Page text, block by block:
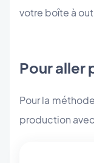
votre boîte à
Pour aller
Pour la
production